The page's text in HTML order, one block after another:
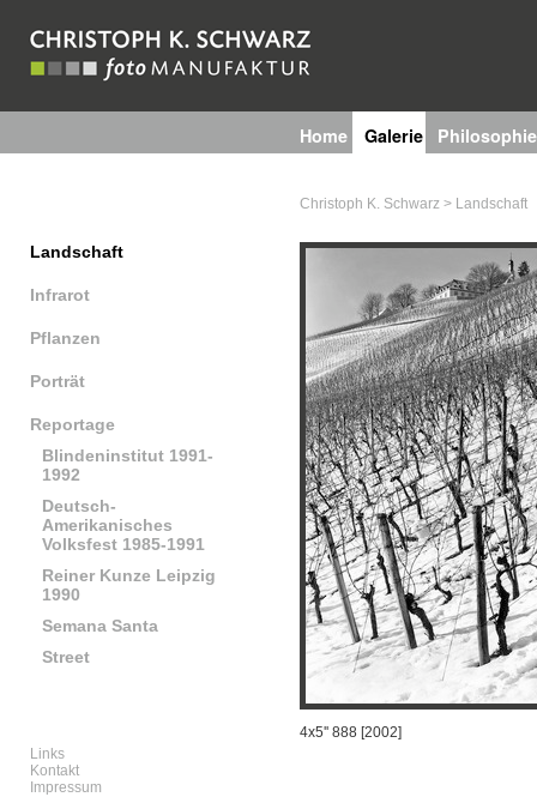
Home Galerie
Technik
Christoph K. Schwarz > Landschaft
Landschaft
Infrarot
Pflanzen
Porträt
Reportage
Blindeninstitut 1991-
1992
Deutsch-
Amerikanisches
Volksfest 1985-1991
Reiner Kunze Leipzig
1990
Semana Santa
Street
4x5'' 888 [2002]
Links
Kontakt
Impressum